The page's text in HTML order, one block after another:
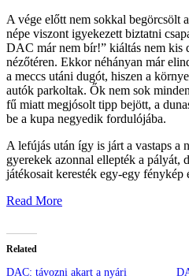
A vége előtt nem sokkal begörcsölt
népe viszont igyekezett biztatni
DAC már nem bír!” kiáltás nem kis
nézőtéren. Ekkor néhányan már
a meccs utáni dugót, hiszen a
autók parkoltak. Ők nem sok
fű miatt megjósolt tipp bejött, a
be a kupa negyedik fordulójába.
A lefújás után így is járt a vastaps a
gyerekek azonnal ellepték a pályát,
játékosait keresték egy-egy fénykép
Read More
Related
DAC: távozni akart a nyári